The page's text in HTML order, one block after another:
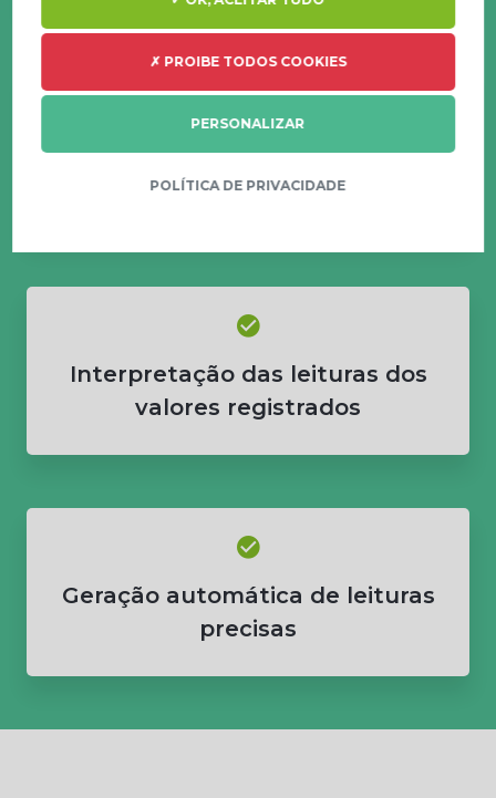
Suporte de um de nossos
especialistas
Interpretação das leituras dos
valores registrados
Geração automática de leituras
precisas
✗ PROIBE TODOS COOKIES
PERSONALIZAR
POLÍTICA DE PRIVACIDADE